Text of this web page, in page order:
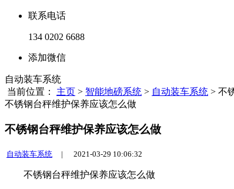
联系电话
134 0202 6688
添加微信
自动装车系统
当前位置： 主页 > 智能地磅系统 > 自动装车系统 > 不
不锈钢台秤维护保养应该怎么做
不锈钢台秤维护保养应该怎么做
自动装车系统 | 2021-03-29 10:06:32
不锈钢台秤维护保养应该怎么做